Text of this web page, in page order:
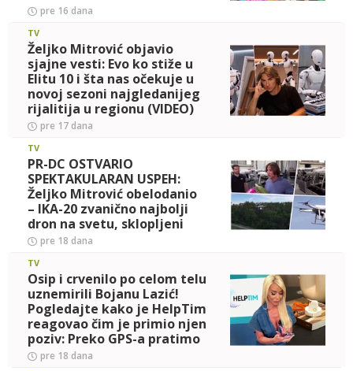
pre 16 dana
TV
Željko Mitrović objavio
sjajne vesti: Evo ko stiže u
Elitu 10 i šta nas očekuje u
novoj sezoni najgledanijeg
rijalitija u regionu (VIDEO)
pre 17 dana
TV
PR-DC OSTVARIO
SPEKTAKULARAN USPEH:
Željko Mitrović obelodanio
– IKA-20 zvanično najbolji
dron na svetu, sklopljeni
novi ugovori i predstavljena
pre 18 dana
TV
Osip i crvenilo po celom telu
uznemirili Bojanu Lazić!
Pogledajte kako je HelpTim
reagovao čim je primio njen
poziv: Preko GPS-a pratimo
vašu lokaciju
pre 18 dana